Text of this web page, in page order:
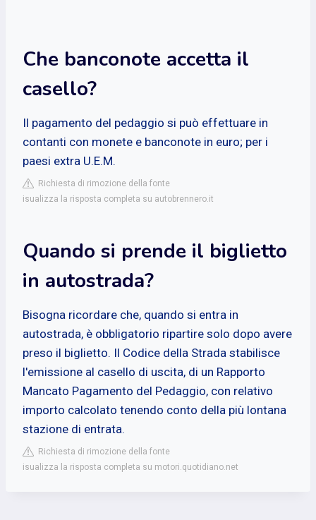
Che banconote accetta il
casello?
Il pagamento del pedaggio si può effettuare in
contanti con monete e banconote in euro; per i
paesi extra U.E.M.
Richiesta di rimozione della fonte
isualizza la risposta completa su autobrennero.it
Quando si prende il biglietto
in autostrada?
Bisogna ricordare che, quando si entra in
autostrada, è obbligatorio ripartire solo dopo avere
preso il biglietto. Il Codice della Strada stabilisce
l'emissione al casello di uscita, di un Rapporto
Mancato Pagamento del Pedaggio, con relativo
importo calcolato tenendo conto della più lontana
stazione di entrata.
Richiesta di rimozione della fonte
isualizza la risposta completa su motori.quotidiano.net